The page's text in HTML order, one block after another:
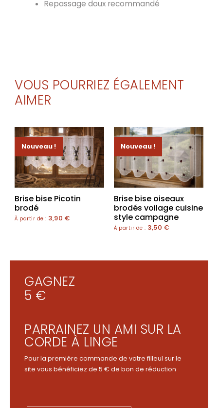
Repassage doux recommandé
VOUS POURRIEZ ÉGALEMENT
AIMER
Nouveau !
Brise bise Picotin
brodé
À partir de : 3,90 €
Nouveau !
Brise bise oiseaux
brodés voilage cuisine
style campagne
À partir de : 3,50 €
GAGNEZ
5 €
PARRAINEZ UN AMI SUR LA
CORDE À LINGE
Pour la première commande de votre filleul sur le
site vous bénéficiez de 5 € de bon de réduction